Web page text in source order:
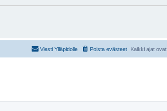
Kaikki ajat ovat
Poista evästeet
Viesti Ylläpidolle